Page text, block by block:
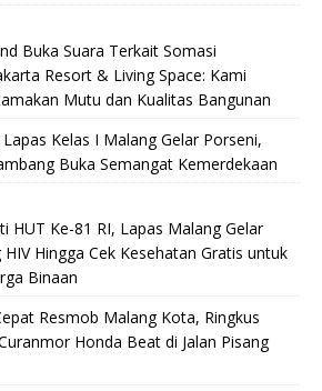
Buka Suara Terkait Somasi
Resort & Living Space: Kami
Mutu dan Kualitas Bangunan
Kelas I Malang Gelar Porseni,
Buka Semangat Kemerdekaan
HUT Ke-81 RI, Lapas Malang Gelar
HIV Hingga Cek Kesehatan Gratis untuk
Binaan
Resmob Malang Kota, Ringkus
Honda Beat di Jalan Pisang